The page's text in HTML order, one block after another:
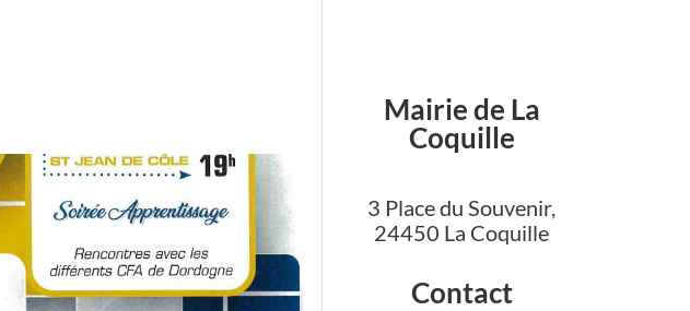
Mairie de La
Coquille
3 Place du Souvenir,
24450 La Coquille
Contact